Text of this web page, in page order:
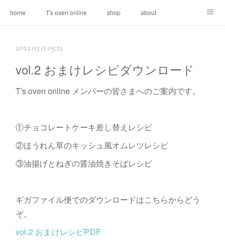
home T's oven online shop about
2023.03.11 05:25
vol.2 おまけレシピダウンロード
T's oven online メンバーの皆さまへのご案内です。
①チョコレートケーキ差し替えレシピ
②ほうれん草のキッシュ風オムレツレシピ
③油揚げとねぎの醤油焼きそばレシピ
ギガファイル便でのダウンロードはこちらからどう
ぞ。
vol.2 おまけレシピPDF